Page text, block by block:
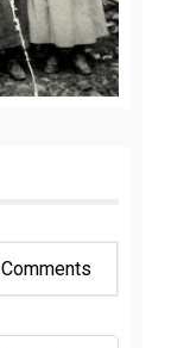
Comments